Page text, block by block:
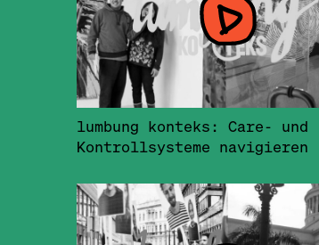
lumbung konteks: Care- und
Kontrollsysteme navigieren